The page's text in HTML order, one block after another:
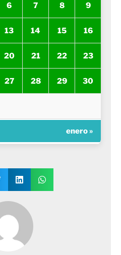
6 7 8 9
13 14 15 16
20 21 22 23
27 28 29 30
enero »